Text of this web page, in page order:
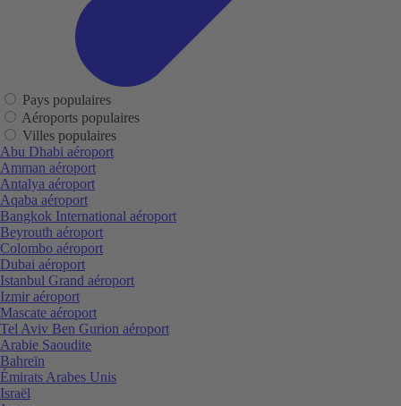
Pays populaires
Aéroports populaires
Villes populaires
Abu Dhabi aéroport
Amman aéroport
Antalya aéroport
Aqaba aéroport
Bangkok International aéroport
Beyrouth aéroport
Colombo aéroport
Dubai aéroport
Istanbul Grand aéroport
Izmir aéroport
Mascate aéroport
Tel Aviv Ben Gurion aéroport
Arabie Saoudite
Bahreïn
Émirats Arabes Unis
Israël